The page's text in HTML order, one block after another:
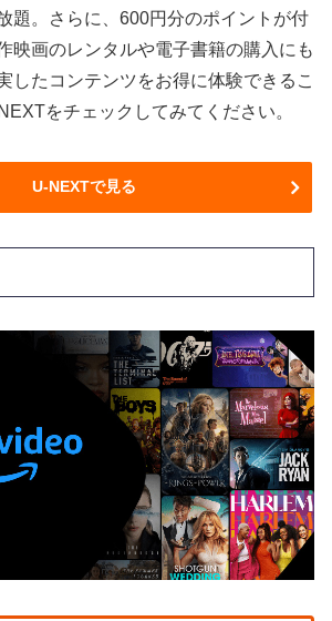
題。さらに、600円分のポイントが付
映画のレンタルや電子書籍の購入にも
したコンテンツをお得に体験できるこ
をチェックしてみてください。
U-NEXTで見る